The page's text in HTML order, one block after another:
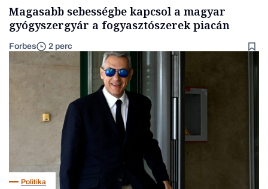
Magasabb sebességbe kapcsol a magyar
gyógyszergyár a fogyasztószerek piacán
Forbes 2 perc
Politika